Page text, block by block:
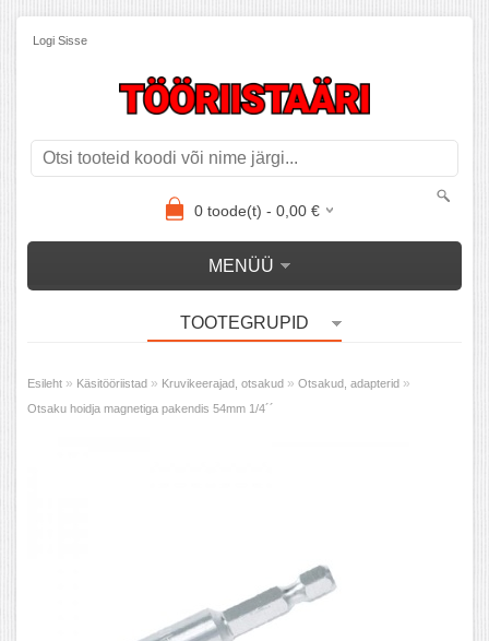
Logi Sisse
0toode(t) - 0,00€
MENÜÜ
TOOTEGRUPID
Esileht » Käsitööriistad » Kruvikeerajad, otsakud » Otsakud, adapterid »
Otsaku hoidja magnetiga pakendis 54mm 1/4´´